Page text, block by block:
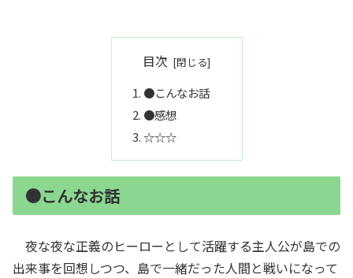
目次
●こんなお話
●感想
☆☆☆
●こんなお話
夜な夜な正義のヒーローとして活躍する主人公が島での
出来事を回想しつつ、島で一緒だった人間と戦いになって